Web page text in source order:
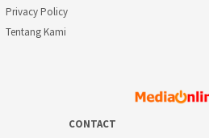
Privacy Policy
Tentang Kami
CONTACT